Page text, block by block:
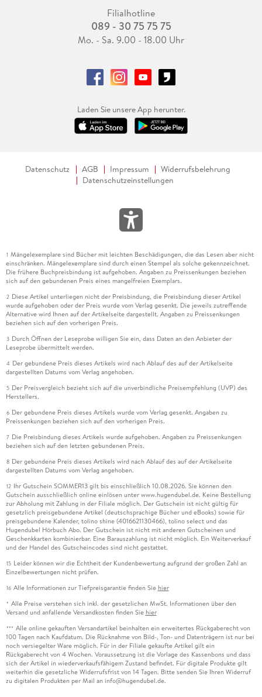
Filialhotline
089 - 30 75 75 75
Mo. - Sa. 9.00 - 18.00 Uhr
Laden Sie unsere App herunter.
Datenschutz AGB Impressum
Widerrufsbelehrung
Datenschutzeinstellungen
1 Mängelexemplare sind Bücher mit leichten Beschädigungen, die das Lesen aber nicht
einschränken. Mängelexemplare sind durch einen Stempel als solche gekennzeichnet.
Die frühere Buchpreisbindung ist aufgehoben. Angaben zu Preissenkungen beziehen
sich auf den gebundenen Preis eines mangelfreien Exemplars.
2 Diese Artikel unterliegen nicht der Preisbindung, die Preisbindung dieser Artikel
wurde aufgehoben oder der Preis wurde vom Verlag gesenkt. Die jeweils zutreffende
Alternative wird Ihnen auf der Artikelseite dargestellt. Angaben zu Preissenkungen
beziehen sich auf den vorherigen Preis.
3 Durch Öffnen der Leseprobe willigen Sie ein, dass Daten an den Anbieter der
Leseprobe übermittelt werden.
4 Der gebundene Preis dieses Artikels wird nach Ablauf des auf der Artikelseite
dargestellten Datums vom Verlag angehoben.
5 Der Preisvergleich bezieht sich auf die unverbindliche Preisempfehlung (UVP) des
Herstellers.
6 Der gebundene Preis dieses Artikels wurde vom Verlag gesenkt. Angaben zu
Preissenkungen beziehen sich auf den vorherigen Preis.
7 Die Preisbindung dieses Artikels wurde aufgehoben. Angaben zu Preissenkungen
beziehen sich auf den letzten gebundenen Preis.
8 Der gebundene Preis dieses Artikels wird nach Ablauf des auf der Artikelseite
dargestellten Datums vom Verlag angehoben.
12 Ihr Gutschein SOMMER13 gilt bis einschließlich 10.08.2026. Sie können den
Gutschein ausschließlich online einlösen unter www.hugendubel.de. Keine Bestellung
zur Abholung mit Zahlung in der Filiale möglich. Der Gutschein ist nicht gültig für
gesetzlich preisgebundene Artikel (deutschsprachige Bücher und eBooks) sowie für
preisgebundene Kalender, tolino shine (4016621130466), tolino select und das
Hugendubel Hörbuch Abo. Der Gutschein ist nicht mit anderen Gutscheinen und
Geschenkkarten kombinierbar. Eine Barauszahlung ist nicht möglich. Ein Weiterverkauf
und der Handel des Gutscheincodes sind nicht gestattet.
15 Leider können wir die Echtheit der Kundenbewertung aufgrund der großen Zahl an
Einzelbewertungen nicht prüfen.
16 Alle Informationen zur Tiefpreisgarantie finden Sie hier
* Alle Preise verstehen sich inkl. der gesetzlichen MwSt. Informationen über den
Versand und anfallende Versandkosten finden Sie hier
*** Alle online gekauften Versandartikel beinhalten ein erweitertes Rückgaberecht von
100 Tagen nach Kaufdatum. Die Rücknahme von Bild-, Ton- und Datenträgern ist nur bei
noch versiegelter Ware möglich. Für in der Filiale gekaufte Artikel gilt ein
Rückgaberecht von 4 Wochen. Voraussetzung ist die Vorlage des Kassenbons und dass
sich der Artikel in wiederverkaufsfähigem Zustand befindet. Für digitale Produkte gilt
weiterhin die gesetzliche Widerrufsfrist von 14 Tagen. Bitte senden Sie Ihren Widerruf
zu digitalen Produkten per Mail an info@hugendubel.de.